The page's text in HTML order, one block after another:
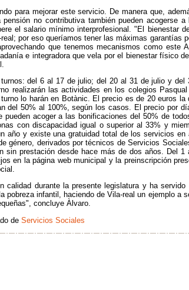
para mejorar este servicio. De manera que,
no contributiva también pueden acogerse a
el salario mínimo interprofesional. "El bienestar
por eso queríamos tener las máximas garantías
que tenemos mecanismos como este
e integradora que vela por el bienestar físico
del 6 al 17 de julio; del 20 al 31 de julio y del
realizarán las actividades en los colegios
lo harán en Botànic. El precio es de 20 euros la
del 50% al 100%, según los casos. El precio por
acoger a las bonificaciones del 50% de
con discapacidad igual o superior al 33% y
año y existe una gratuidad total de los servicios en
género, derivados por técnicos de Servicios
sin prestación desde hace más de dos años. Del 1
en la página web municipal y la preinscripción
calidad durante la presente legislatura y ha servido
pobreza infantil, haciendo de Vila-real un ejemplo a
concluye Àlvaro.
de Servicios Sociales